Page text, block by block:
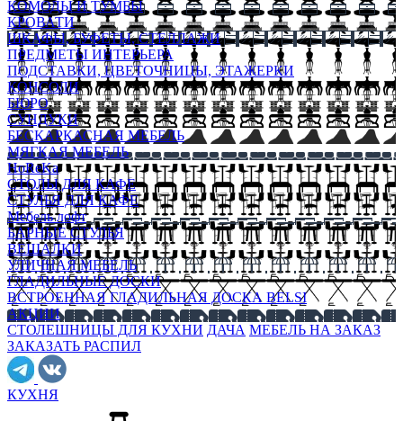
КОМОДЫ И ТУМБЫ
КРОВАТИ
ШКАФЫ, БУФЕТЫ, СТЕЛЛАЖИ
ПРЕДМЕТЫ ИНТЕРЬЕРА
ПОДСТАВКИ, ЦВЕТОЧНИЦЫ, ЭТАЖЕРКИ
КОНСОЛИ
БЮРО
СУНДУКИ
БЕСКАРКАСНАЯ МЕБЕЛЬ
МЯГКАЯ МЕБЕЛЬ
HoReKa
СТОЛЫ ДЛЯ КАФЕ
СТУЛЬЯ ДЛЯ КАФЕ
Мебель лофт
БАРНЫЕ СТУЛЬЯ
ВЕШАЛКИ
УЛИЧНАЯ МЕБЕЛЬ
ГЛАДИЛЬНЫЕ ДОСКИ
ВСТРОЕННАЯ ГЛАДИЛЬНАЯ ДОСКА BELSI
АКЦИИ
СТОЛЕШНИЦЫ ДЛЯ КУХНИ ДАЧА МЕБЕЛЬ НА ЗАКАЗ
ЗАКАЗАТЬ РАСПИЛ
КУХНЯ